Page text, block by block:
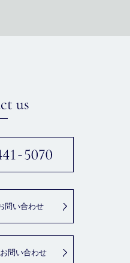
us
問い合わせ
問い合わせ